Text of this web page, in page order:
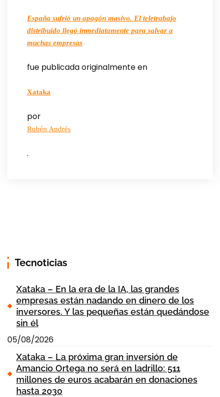
España sufrió un apagón masivo. El teletrabajo
distribuido llegó inmediatamente para salvar a
muchas empresas
fue publicada originalmente en
Xataka
por
Rubén Andrés
.
Tecnoticias
Xataka – En la era de la IA, las grandes
empresas están nadando en dinero de los
inversores. Y las pequeñas están quedándose
sin él
05/08/2026
Xataka – La próxima gran inversión de
Amancio Ortega no será en ladrillo: 511
millones de euros acabarán en donaciones
hasta 2030